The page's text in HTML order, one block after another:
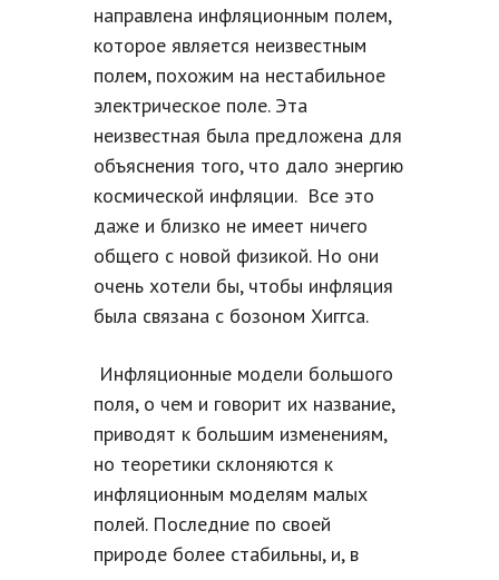
направлена инфляционным полем,
которое является неизвестным
полем, похожим на нестабильное
электрическое поле. Эта
неизвестная была предложена для
объяснения того, что дало энергию
космической инфляции. Все это
даже и близко не имеет ничего
общего с новой физикой. Но они
очень хотели бы, чтобы инфляция
была связана с бозоном Хиггса.
Инфляционные модели большого
поля, о чем и говорит их название,
приводят к большим изменениям,
но теоретики склоняются к
инфляционным моделям малых
полей. Последние по своей
природе более стабильны, и, в